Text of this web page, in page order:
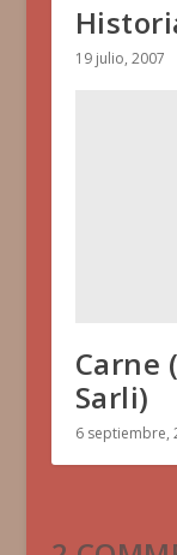
19 julio, 2007
Carne
Sarli)
6 septiembre,